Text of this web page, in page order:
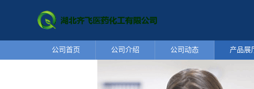
公司首页 公司介绍 公司动态 产品展